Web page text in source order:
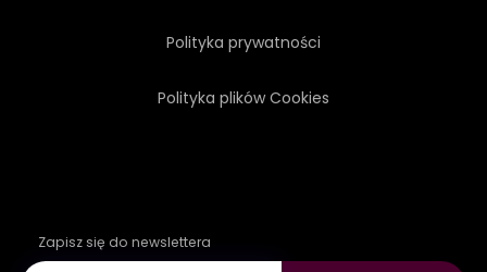
Polityka prywatności
Polityka plików Cookies
Zapisz się do newslettera